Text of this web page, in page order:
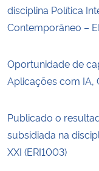
disciplina Política
Contemporâneo –
Oportunidade de
Aplicações com IA,
Publicado o
subsidiada na
XXI (ERI1003)